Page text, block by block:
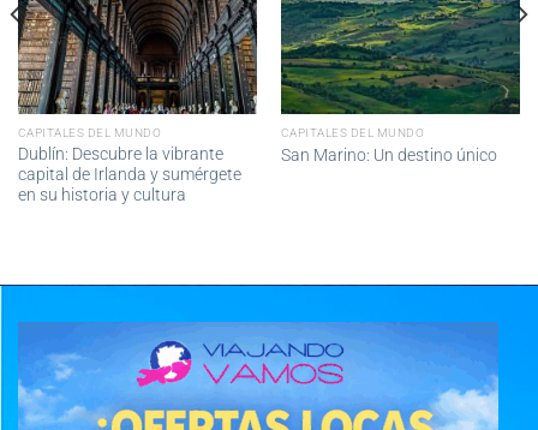
CAPITALES DEL MUNDO
Dublín: Descubre la vibrante
capital de Irlanda y sumérgete
en su historia y cultura
CAPITALES DEL MUNDO
San Marino: Un destino único